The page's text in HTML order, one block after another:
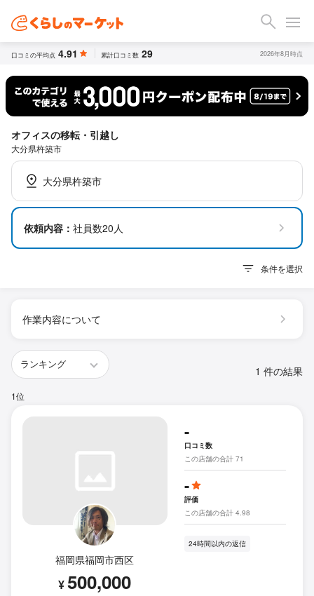
口コミの平均点 4.91 累計口コミ数 29 2026年8月時点
オフィスの移転・引越し
大分県杵築市
大分県杵築市
依頼内容： 社員数20人
条件を選択
作業内容について
1 件の結果
1位
福岡県福岡市西区
¥500,000
-
口コミ数
この店舗の合計 71
-
評価
この店舗の合計 4.98
24時間以内の返信